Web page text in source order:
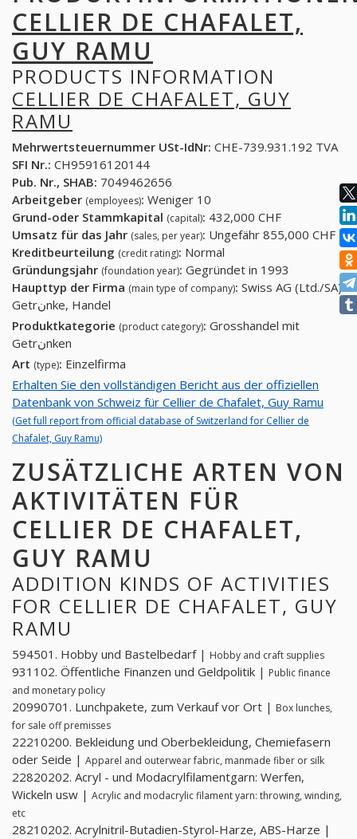
CELLIER DE CHAFALET,
GUY RAMU
PRODUCTS INFORMATION
CELLIER DE CHAFALET, GUY
RAMU
Mehrwertsteuernummer USt-IdNr: CHE-739.931.192 TVA
SFI Nr.: CH95916120144
Pub. Nr., SHAB: 7049462656
Arbeitgeber (employees): Weniger 10
Grund-oder Stammkapital (capital): 432,000 CHF
Umsatz für das Jahr (sales, per year): Ungefähr 855,000 CHF
Kreditbeurteilung (credit rating): Normal
Gründungsjahr (foundation year): Gegründet in 1993
Haupttyp der Firma (main type of company): Swiss AG (Ltd./SA)
Getrنnke, Handel
Produktkategorie (product category): Grosshandel mit
Getrنnken
Art (type): Einzelfirma
Erhalten Sie den vollständigen Bericht aus der offiziellen
Datenbank von Schweiz für Cellier de Chafalet, Guy Ramu
(Get full report from official database of Switzerland for Cellier de
Chafalet, Guy Ramu)
ZUSÄTZLICHE ARTEN VON
AKTIVITÄTEN FÜR
CELLIER DE CHAFALET,
GUY RAMU
ADDITION KINDS OF ACTIVITIES
FOR CELLIER DE CHAFALET, GUY
RAMU
594501. Hobby und Bastelbedarf | Hobby and craft supplies
931102. Öffentliche Finanzen und Geldpolitik | Public finance
and monetary policy
20990701. Lunchpakete, zum Verkauf vor Ort | Box lunches,
for sale off premisses
22210200. Bekleidung und Oberbekleidung, Chemiefasern
oder Seide | Apparel and outerwear fabric, manmade fiber or silk
22820202. Acryl - und Modacrylfilamentgarn: Werfen,
Wickeln usw | Acrylic and modacrylic filament yarn: throwing, winding,
etc
28210202. Acrylnitril-Butadien-Styrol-Harze, ABS-Harze |